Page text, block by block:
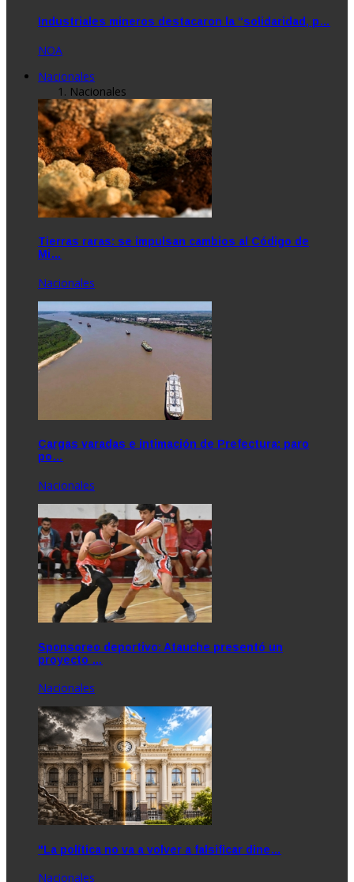
Industriales mineros destacaron la “solidaridad, p…
NOA
Nacionales
Nacionales
Tierras raras: se impulsan cambios al Código de
Mi…
Nacionales
Cargas varadas e intimación de Prefectura: paro
po…
Nacionales
Sponsoreo deportivo: Atauche presentó un
proyecto …
Nacionales
"La política no va a volver a falsificar dine…
Nacionales